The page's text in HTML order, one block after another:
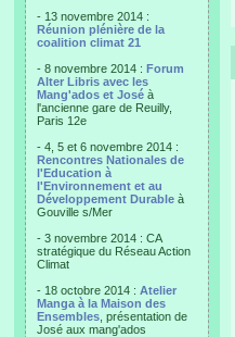
- 13 novembre 2014 :
Réunion plénière de la
coalition climat 21
- 8 novembre 2014 : Forum
Alter Libris avec les
Mang'ados et José à
l'ancienne gare de Reuilly,
Paris 12e
- 4, 5 et 6 novembre 2014 :
Rencontres Nationales de
l'Education à
l'Environnement et au
Développement Durable à
Gouville s/Mer
- 3 novembre 2014 : CA
stratégique du Réseau Action
Climat
- 18 octobre 2014 : Atelier
Manga à la Maison des
Ensembles , présentation de
José aux mang'ados